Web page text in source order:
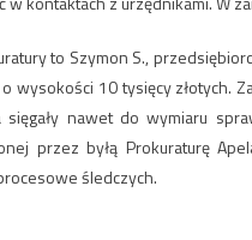
to Szymon S.,
wysokości 10 tysięcy
nawet do wymiaru
przez byłą Prokuraturę
śledczych.